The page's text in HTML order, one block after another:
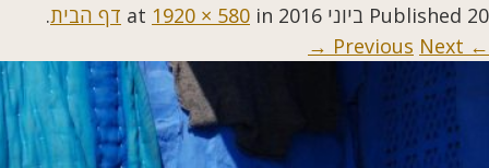
Published 20 ביוני 2016 1920 × 580 in דף הבית.
← Previous
Next →